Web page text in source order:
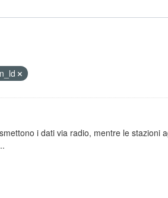
i dati via radio, mentre le stazioni